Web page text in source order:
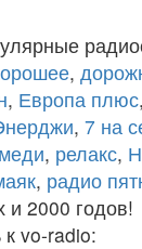
,
, Европа плюс,
, 7 на
, релакс,
, радио
и 2000 годов!
vo-radio: